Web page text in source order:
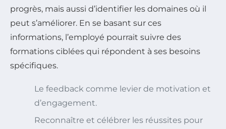
progrès, mais aussi d’identifier les domaines où il
peut s’améliorer. En se basant sur ces
informations, l’employé pourrait suivre des
formations ciblées qui répondent à ses besoins
spécifiques.
Le feedback comme levier de motivation et
d’engagement.
Reconnaître et célébrer les réussites pour